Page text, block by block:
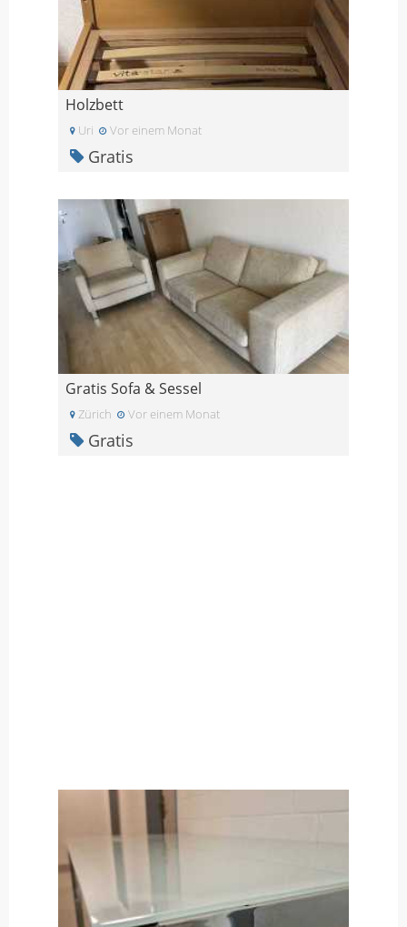
Holzbett
Uri Vor einem Monat
Gratis
Gratis Sofa & Sessel
Zürich Vor einem Monat
Gratis